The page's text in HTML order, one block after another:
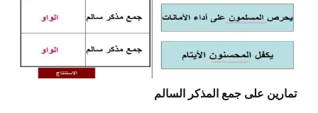
تمارين على جمع المذكر السالم